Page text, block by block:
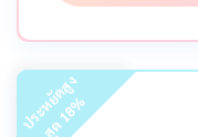
ป
ร
ะ
ห
ยั
ด
สู
ง
สุ
ด
18
%